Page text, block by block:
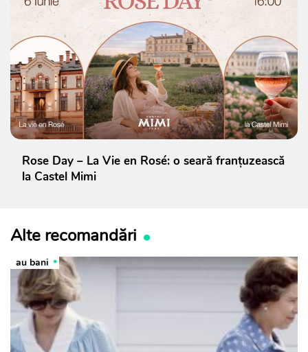
Rose Day – La Vie en Rosé: o seară franțuzească
la Castel Mimi
Alte recomandări
au bani